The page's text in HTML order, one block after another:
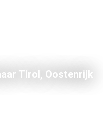
Tirol, Oostenrijk